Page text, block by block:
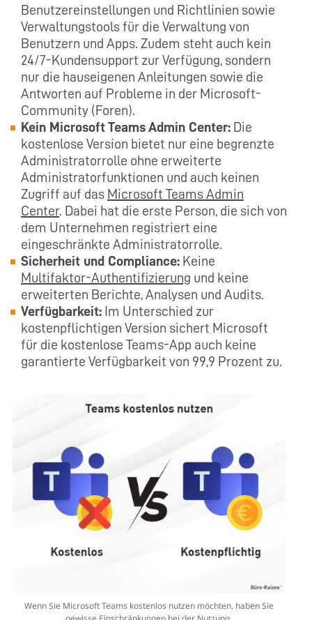
Benutzereinstellungen und Richtlinien sowie
Verwaltungstools für die Verwaltung von
Benutzern und Apps. Zudem steht auch kein
24/7-Kundensupport zur Verfügung, sondern
nur die hauseigenen Anleitungen sowie die
Antworten auf Probleme in der Microsoft-
Community (Foren).
Kein Microsoft Teams Admin Center: Die
kostenlose Version bietet nur eine begrenzte
Administratorrolle ohne erweiterte
Administratorfunktionen und auch keinen
Zugriff auf das Microsoft Teams Admin
Center. Dabei hat die erste Person, die sich von
dem Unternehmen registriert eine
eingeschränkte Administratorrolle.
Sicherheit und Compliance: Keine
Multifaktor-Authentifizierung und keine
erweiterten Berichte, Analysen und Audits.
Verfügbarkeit: Im Unterschied zur
kostenpflichtigen Version sichert Microsoft
für die kostenlose Teams-App auch keine
garantierte Verfügbarkeit von 99,9 Prozent zu.
Wenn Sie Microsoft Teams kostenlos nutzen möchten, haben Sie